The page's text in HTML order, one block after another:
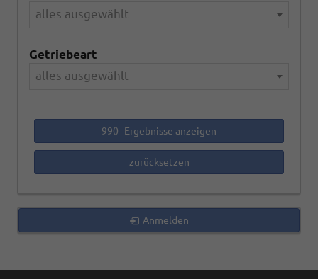
alles ausgewählt
Getriebeart
alles ausgewählt
990 Ergebnisse anzeigen
zurücksetzen
Anmelden